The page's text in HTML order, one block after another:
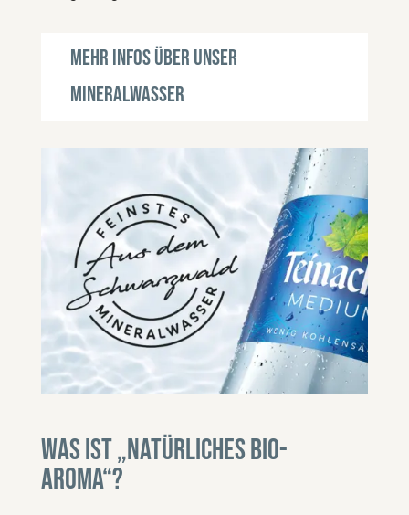
Mehr Infos über unser
Mineralwasser
Was ist „Natürliches Bio-
Aroma“?